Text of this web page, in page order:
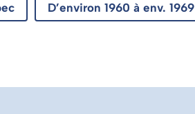
D’environ 1960 à env. 1969